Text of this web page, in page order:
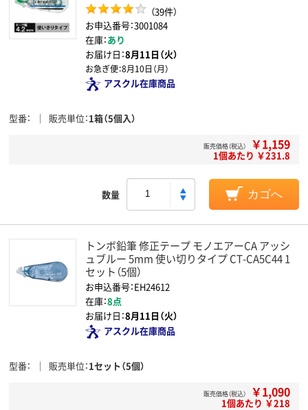
（39件）
お申込番号：3001084
在庫：あり
お届け日：8月11日（火）
お急ぎ便：8月10日（月）
アスクル在庫商品
型番 販売単位 1箱（5個入）
販売価格（税込） ￥1,159
1個あたり ￥231.8
数量 カゴへ
トンボ鉛筆 修正テープ モノエアーCA アッシ
ュブルー 5mm 使い切りタイプ CT-CA5C44 1
セット（5個）
お申込番号：EH24612
在庫：8点
お届け日：8月11日（火）
アスクル在庫商品
型番 販売単位 1セット（5個）
販売価格（税込） ￥1,090
1個あたり ￥218